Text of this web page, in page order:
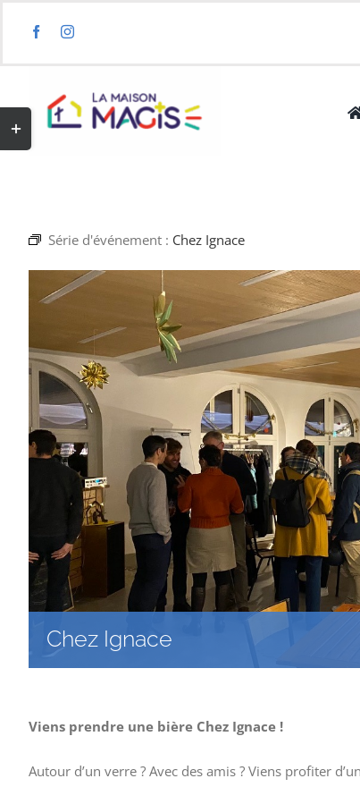
Série d'événement : Chez Ignace
Chez Ignace
Viens prendre une bière Chez Ignace !
Autour d’un verre ? Avec des amis ? Viens profiter
Toggle
Sliding